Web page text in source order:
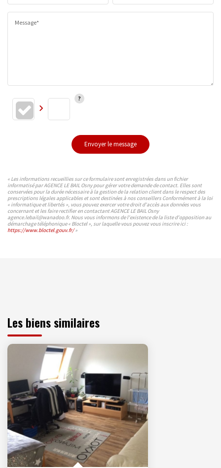
Message*
Envoyer le message
« Les informations recueillies sur ce formulaire sont enregistrées dans un fichier
informatisé par AGENCE LE BAIL Osny pour gérer votre demande de contact. Elles sont
conservées pour la durée nécessaire à la gestion de la relation client dans le respect des
prescriptions légales applicables et sont destinées à nos conseillers Conformément à la loi
« informatique et libertés », vous pouvez exercer votre droit d'accès aux données vous
concernant et les faire rectifier en contactant AGENCE LE BAIL Osny
agence.lebail@wanadoo.fr. Nous vous informons de l'existence de la liste d'opposition au
démarchage téléphonique « Bloctel », sur laquelle vous pouvez vous inscrire ici :
https://www.bloctel.gouv.fr/»
Les biens similaires